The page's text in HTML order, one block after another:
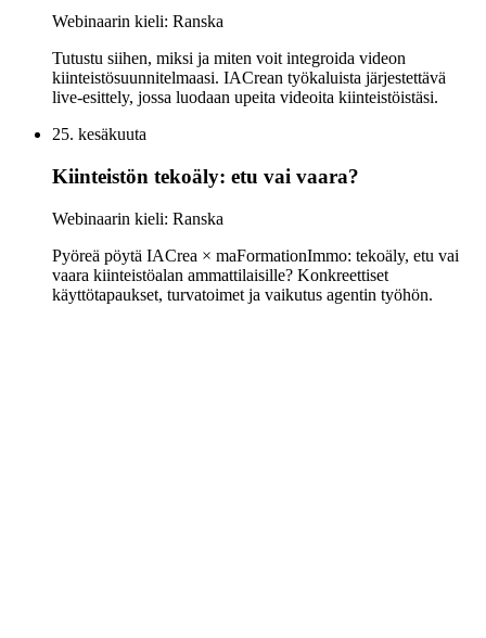
Webinaarin kieli: Ranska
Tutustu siihen, miksi ja miten voit integroida videon
kiinteistösuunnitelmaasi. IACrean työkaluista järjestettävä
live-esittely, jossa luodaan upeita videoita kiinteistöistäsi.
25. kesäkuuta
Kiinteistön tekoäly: etu vai vaara?
Webinaarin kieli: Ranska
Pyöreä pöytä IACrea × maFormationImmo: tekoäly, etu vai
vaara kiinteistöalan ammattilaisille? Konkreettiset
käyttötapaukset, turvatoimet ja vaikutus agentin työhön.